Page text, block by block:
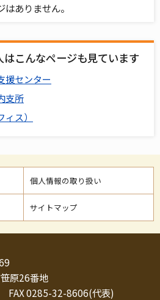
ありません。
はこんなページも見ています
援センター
支所
ス）
個人情報の取り扱い
サイトマップ
原26番地
0285-32-8606(代表)